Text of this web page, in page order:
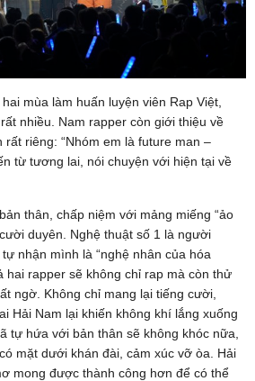
mùa làm huấn luyện viên Rap Việt,
nhiều. Nam rapper còn giới thiệu về
riêng: “Nhóm em là future man –
từ tương lai, nói chuyện với hiện tại về
thân, chấp niệm với mảng miếng “ảo
duyên. Nghệ thuật số 1 là người
tự nhận mình là “nghệ nhân của hóa
hai rapper sẽ không chỉ rap mà còn thử
ngờ. Không chỉ mang lại tiếng cười,
Hải Nam lại khiến không khí lắng xuống
tự hứa với bản thân sẽ không khóc nữa,
mặt dưới khán đài, cảm xúc vỡ òa. Hải
mong được thành công hơn để có thể